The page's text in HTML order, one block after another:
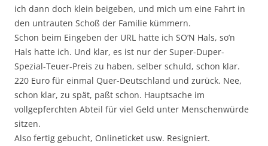
ich dann doch klein beigeben, und mich um eine Fahrt in
den untrauten Schoß der Familie kümmern.
Schon beim Eingeben der URL hatte ich SO’N Hals, so’n
Hals hatte ich. Und klar, es ist nur der Super-Duper-
Spezial-Teuer-Preis zu haben, selber schuld, schon klar.
220 Euro für einmal Quer-Deutschland und zurück. Nee,
schon klar, zu spät, paßt schon. Hauptsache im
vollgepferchten Abteil für viel Geld unter Menschenwürde
sitzen.
Also fertig gebucht, Onlineticket usw. Resigniert.